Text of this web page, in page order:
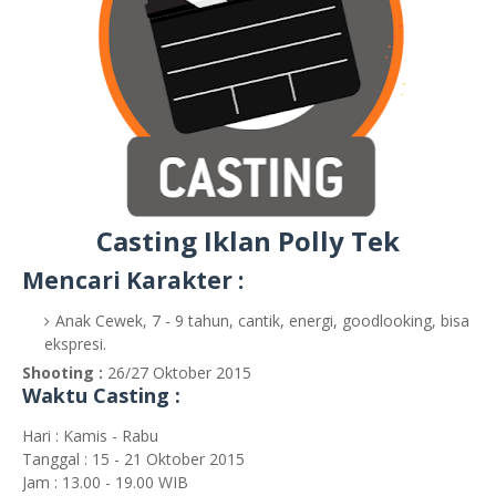
Casting Iklan Polly Tek
Mencari Karakter :
Anak Cewek, 7 - 9 tahun, cantik, energi, goodlooking, bisa
ekspresi.
Shooting : 26/27 Oktober 2015
Waktu Casting :
Hari : Kamis - Rabu
Tanggal : 15 - 21 Oktober 2015
Jam : 13.00 - 19.00 WIB